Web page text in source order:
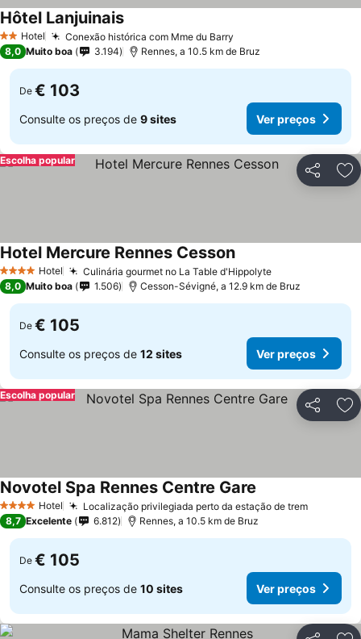
2 Estrelas
Hotel Conexão histórica com Mme du Barry
Hôtel LanjuinaisVer preços
8,0 Muito boa 3.194 Rennes, a 10.5 km de Bruz
De € 103
Consulte os preços de 9 sites Ver preços
Partilhar
Escolha popular
4 EstrelasHotel Culinária gourmet no La Table d'HippolyteVer preços
Hotel Mercure Rennes CessonVer preços
8,0 Muito boa 1.506 Cesson-Sévigné, a 12.9 km de Bruz
De € 105
Consulte os preços de 12 sites Ver preços
Partilhar
Escolha popular
4 EstrelasHotel Localização privilegiada perto da estação de tremVer
Novotel Spa Rennes Centre Gare
8,7 Excelente 6.812 Rennes, a 10.5 km de Bruz
De € 105
Consulte os preços de 10 sites Ver preços